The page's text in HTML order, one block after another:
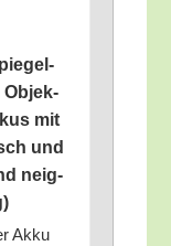
Objek­
mit
und
neig­
Akku